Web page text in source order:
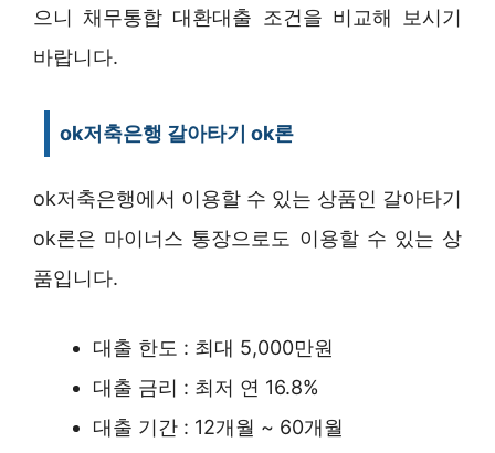
으니 채무통합 대환대출 조건을 비교해 보시기
바랍니다.
ok저축은행 갈아타기 ok론
ok저축은행에서 이용할 수 있는 상품인 갈아타기
ok론은 마이너스 통장으로도 이용할 수 있는 상
품입니다.
대출 한도 : 최대 5,000만원
대출 금리 : 최저 연 16.8%
대출 기간 : 12개월 ~ 60개월